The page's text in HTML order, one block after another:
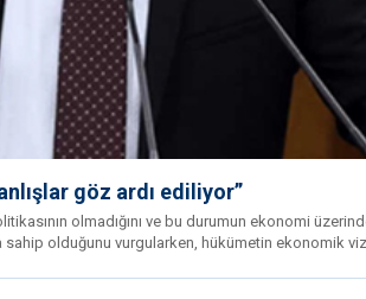
göz ardı ediliyor”
olmadığını ve bu durumun ekonomi
sahip olduğunu vurgularken, hükümetin ekonomik